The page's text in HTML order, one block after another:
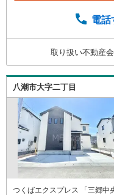
円のご紹介料を
マイカーでも安
ーベッド完備3.他
な』がここにあ
メニティ、大型
電話
取り扱い不動産
八潮市大字二丁目
つくばエクスプレス 「三郷中